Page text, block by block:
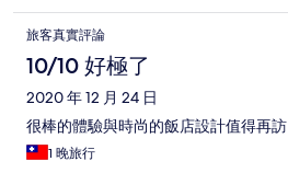
旅客真實評論
10/10 好極了
2020 年 12 月 24 日
很棒的體驗與時尚的飯店設計值得再訪
1 晚旅行